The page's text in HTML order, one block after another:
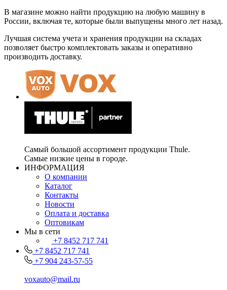
В магазине можно найти продукцию на любую машину в
России, включая те, которые были выпущены много лет назад.
Лучшая система учета и хранения продукции на складах
позволяет быстро комплектовать заказы и оперативно
производить доставку.
Самый большой ассортимент продукции Thule.
Самые низкие цены в городе.
ИНФОРМАЦИЯ
О компании
Каталог
Контакты
Новости
Оплата и доставка
Оптовикам
Мы в сети
+7 8452 717 741
+7 8452 717 741
+7 904 243-57-55
voxauto@mail.ru